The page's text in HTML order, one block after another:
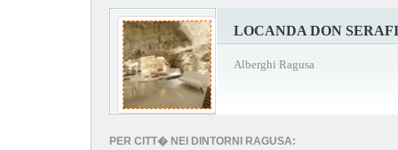
LOCANDA DON
Alberghi Ragusa
PER CITT� NEI DINTORNI RAGUSA: